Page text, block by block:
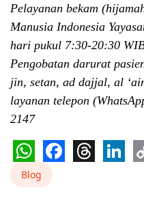
Pelayanan bekam
Manusia Indonesia
hari pukul 7:30-20:30
Pengobatan darurat
jin, setan, ad dajjal, al
layanan telepon
2147
WhatsApp
Facebook
Blog